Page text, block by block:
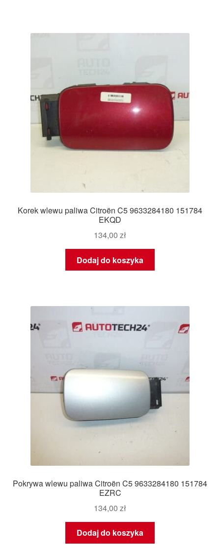
Korek wlewu paliwa Citroën C5 9633284180 151784
EKQD
134,00 zł
Dodaj do koszyka
Pokrywa wlewu paliwa Citroën C5 9633284180 151784
EZRC
134,00 zł
Dodaj do koszyka